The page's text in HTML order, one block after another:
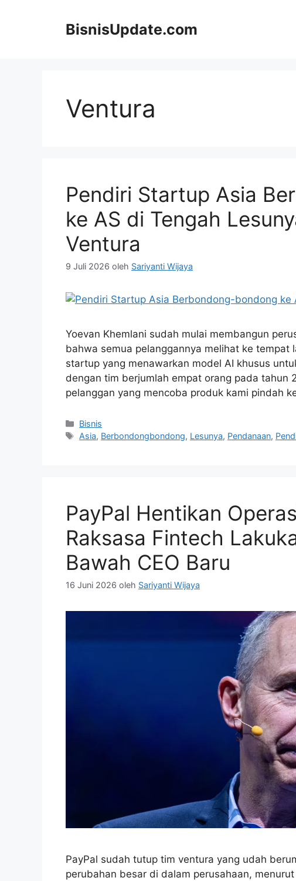
BisnisUpdate.com
Ventura
Pendiri Startup Asia
ke AS di Tengah
Ventura
9 Juli 2026 oleh Sariyanti Wijaya
Yoevan Khemlani sudah mulai membangun
bahwa semua pelanggannya melihat ke tempat
startup yang menawarkan model AI khusus
dengan tim berjumlah empat orang pada tahun
pelanggan yang mencoba produk kami pindah
Kategori
Bisnis
Tag
Asia, Berbondongbondong, Lesunya, Pendanaan,
PayPal Hentikan
Raksasa Fintech
Bawah CEO Baru
16 Juni 2026 oleh Sariyanti Wijaya
PayPal sudah tutup tim ventura yang udah
perubahan besar di dalam perusahaan,